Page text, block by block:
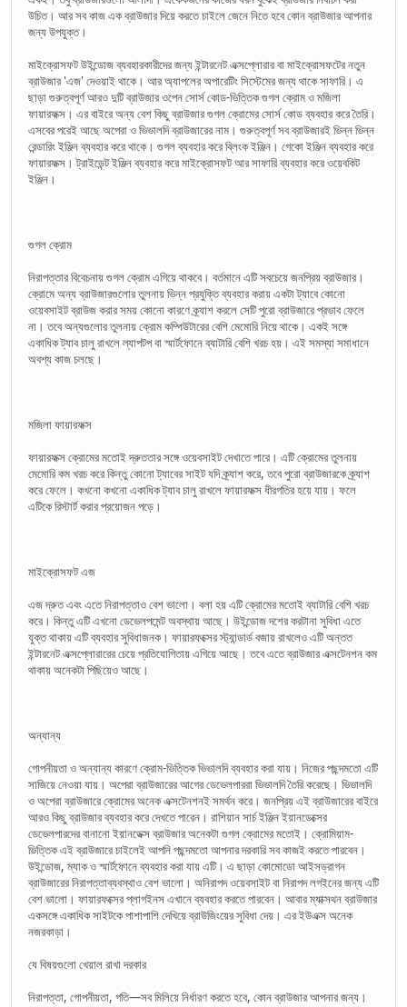
উচিত। আর সব কাজ এক ব্রাউজার দিয়ে করতে চাইলে জেনে নিতে হবে কোন ব্রাউজার আপনার
জন্য উপযুক্ত।
মাইক্রোসফট উইন্ডোজ ব্যবহারকারীদের জন্য ইন্টারনেট এক্সপ্লোরার বা মাইক্রোসফটের নতুন
ব্রাউজার 'এজ' দেওয়াই থাকে। আর অ্যাপলের অপারেটিং সিস্টেমের জন্য থাকে সাফারি। এ
ছাড়া গুরুত্বপূর্ণ আরও দুটি ব্রাউজার ওপেন সোর্স কোড-ভিত্তিক গুগল ক্রোম ও মজিলা
ফায়ারফক্স। এর বাইরে অন্য বেশ কিছু ব্রাউজার গুগল ক্রোমের সোর্স কোড ব্যবহার করে তৈরি।
এসবের পরেই আছে অপেরা ও ভিভালদি ব্রাউজারের নাম। গুরুত্বপূর্ণ সব ব্রাউজারই ভিন্ন ভিন্ন
রেন্ডারিং ইঞ্জিন ব্যবহার করে থাকে। গুগল ব্যবহার করে ব্লিংক ইঞ্জিন। গেকো ইঞ্জিন ব্যবহার করে
ফায়ারফক্স। ট্রাইডেন্ট ইঞ্জিন ব্যবহার করে মাইক্রোসফট আর সাফারি ব্যবহার করে ওয়েবকিট
ইঞ্জিন।
গুগল ক্রোম
নিরাপত্তার বিবেচনায় গুগল ক্রোম এগিয়ে থাকবে। বর্তমানে এটি সবচেয়ে জনপ্রিয় ব্রাউজার।
ক্রোমে অন্য ব্রাউজারগুলোর তুলনায় ভিন্ন প্রযুক্তি ব্যবহার করায় একটা ট্যাবে কোনো
ওয়েবসাইট ব্রাউজ করার সময় কোনো কারণে ক্র্যাশ করলে সেটি পুরো ব্রাউজারে প্রভাব ফেলে
না। তবে অন্যগুলোর তুলনায় ক্রোম কম্পিউটারের বেশি মেমোরি নিয়ে থাকে। একই সঙ্গে
একাধিক ট্যাব চালু রাখলে ল্যাপটপ বা স্মার্টফোনে ব্যাটারি বেশি খরচ হয়। এই সমস্যা সমাধানে
অবশ্য কাজ চলছে।
মজিলা ফায়ারফক্স
ফায়ারফক্স ক্রোমের মতোই দ্রুততার সঙ্গে ওয়েবসাইট দেখাতে পারে। এটি ক্রোমের তুলনায়
মেমোরি কম খরচ করে কিন্তু কোনো ট্যাবের সাইট যদি ক্র্যাশ করে, তবে পুরো ব্রাউজারকে ক্র্যাশ
করে ফেলে। কখনো কখনো একাধিক ট্যাব চালু রাখলে ফায়ারফক্স ধীরগতির হয়ে যায়। ফলে
এটিকে রিস্টার্ট করার প্রয়োজন পড়ে।
মাইক্রোসফট এজ
এজ দ্রুত এবং এতে নিরাপত্তাও বেশ ভালো। বলা হয় এটি ক্রোমের মতোই ব্যাটারি বেশি খরচ
করে। কিন্তু এটি এখনো ডেভেলপমেন্ট অবস্থায় আছে। উইন্ডোজ দশের করটানা সুবিধা এতে
যুক্ত থাকায় এটি ব্যবহার সুবিধাজনক। ফায়ারফক্সের স্ট্যান্ডার্ড বজায় রাখলেও এটি অন্তত
ইন্টারনেট এক্সপ্লোরারের চেয়ে প্রতিযোগিতায় এগিয়ে আছে। তবে এতে ব্রাউজার এক্সটেনশন কম
থাকায় অনেকটা পিছিয়েও আছে।
অন্যান্য
গোপনীয়তা ও অন্যান্য কারণে ক্রোম-ভিত্তিক ভিভালদি ব্যবহার করা যায়। নিজের পছন্দমতো এটি
সাজিয়ে নেওয়া যায়। অপেরা ব্রাউজারের আগের ডেভেলপাররা ভিভালদি তৈরি করেছে। ভিভালদি
ও অপেরা ব্রাউজারে ক্রোমের অনেক এক্সটেনশনই সমর্থন করে। জনপ্রিয় এই ব্রাউজারের বাইরে
আরও কিছু ব্রাউজার ব্যবহার করে দেখতে পারেন। রাশিয়ান সার্চ ইঞ্জিন ইয়ানডেক্সের
ডেভেলপারদের বানানো ইয়ানডেক্স ব্রাউজার অনেকটা গুগল ক্রোমের মতোই। ক্রোমিয়াম-
ভিত্তিক এই ব্রাউজারে চাইলেই আপনি পছন্দমতো আপনার দরকারি সব কাজই করতে পারবেন।
উইন্ডোজ, ম্যাক ও স্মার্টফোনে ব্যবহার করা যায় এটি। এ ছাড়া কোমোডো আইসড্রাগন
ব্রাউজারের নিরাপত্তাব্যবস্থাও বেশ ভালো। অনিরাপদ ওয়েবসাইট বা নিরাপদ লগইনের জন্য এটি
বেশ ভালো। ফায়ারফক্সের প্লাগইনস এখানে ব্যবহার করতে পারবেন। আবার ম্যাক্সথন ব্রাউজার
একসঙ্গে একাধিক সাইটকে পাশাপাশি দেখিয়ে ব্রাউজিংয়ের সুবিধা দেয়। এর ইউএক্স অনেক
নজরকাড়া।
যে বিষয়গুলো খেয়াল রাখা দরকার
নিরাপত্তা, গোপনীয়তা, গতি—সব মিলিয়ে নির্ধারণ করতে হবে, কোন ব্রাউজার আপনার জন্য।